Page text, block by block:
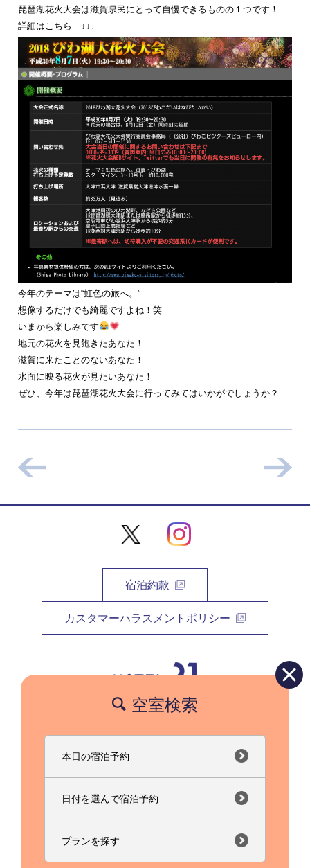
琵琶湖花火大会は滋賀県民にとって自慢できるものの１つです！
詳細はこちら ↓↓↓
今年のテーマは“虹色の旅へ。”
想像するだけでも綺麗ですよね！笑
いまから楽しみです
地元の花火を見飽きたあなた！
滋賀に来たことのないあなた！
水面に映る花火が見たいあなた！
ぜひ、今年は琵琶湖花火大会に行ってみてはいかがでしょうか？
宿泊約款
カスタマーハラスメントポリシー
フリーダイヤル(携帯対応)：0120-21-9320
TEL：077-564-2121 FAX：077-564-8503
0120-21-9320
空室検索
本日の宿泊予約
日付を選んで宿泊予約
プランを探す